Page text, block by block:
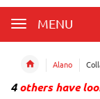
MENU
Alano
4others have